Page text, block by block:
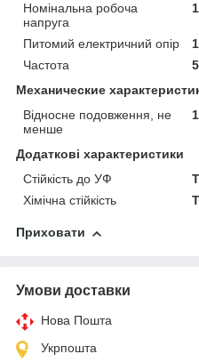
Номінальна робоча
напруга
Питомий електричний опір
Частота
Механические
Відносне подовження, не
менше
Додаткові характеристики
Стійкість до УФ
Хімічна стійкість
Приховати
Умови доставки
Нова Пошта
Укрпошта